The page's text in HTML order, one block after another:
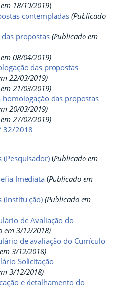
18/10/2019)
contempladas (Publicado
propostas (Publicado em
08/04/2019)
das propostas
22/03/2019)
21/03/2019)
das propostas
20/03/2019)
27/02/2019)
32/2018
(Pesquisador) (Publicado em
Imediata (Publicado em
(Instituição) (Publicado em
de Avaliação do
em 3/12/2018)
de avaliação do Currículo
3/12/2018)
Solicitação
3/12/2018)
e detalhamento do